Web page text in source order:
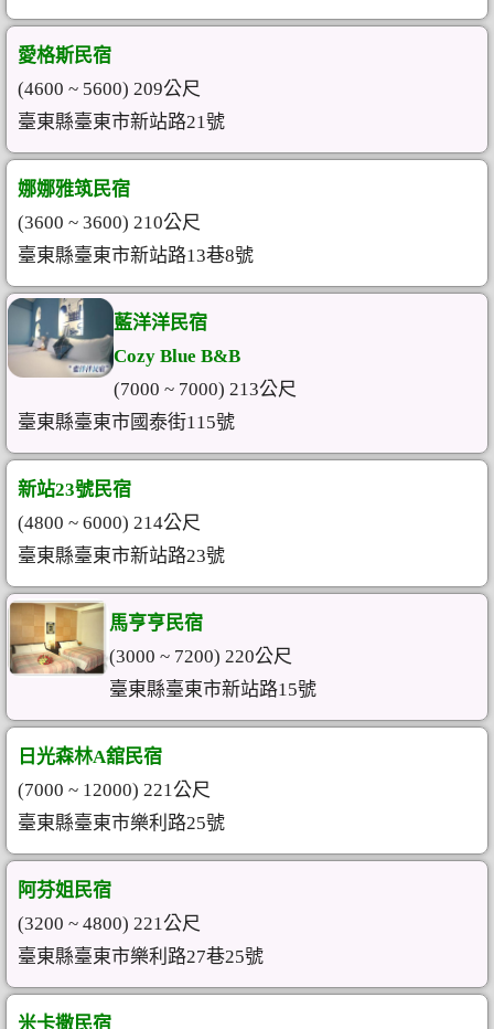
愛格斯民宿
(4600 ~ 5600) 209公尺
臺東縣臺東市新站路21號
娜娜雅筑民宿
(3600 ~ 3600) 210公尺
臺東縣臺東市新站路13巷8號
藍洋洋民宿
Cozy Blue B&B
(7000 ~ 7000) 213公尺
臺東縣臺東市國泰街115號
新站23號民宿
(4800 ~ 6000) 214公尺
臺東縣臺東市新站路23號
馬亨亨民宿
(3000 ~ 7200) 220公尺
臺東縣臺東市新站路15號
日光森林A舘民宿
(7000 ~ 12000) 221公尺
臺東縣臺東市樂利路25號
阿芬姐民宿
(3200 ~ 4800) 221公尺
臺東縣臺東市樂利路27巷25號
米卡撒民宿